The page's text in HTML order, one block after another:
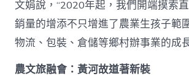
文娟說，“2020年起，我們開端摸索
銷量的增添不只增進了農業生孩子範
物流、包裝、倉儲等鄉村辦事業的成
農文旅融會：黃河故道著新裝